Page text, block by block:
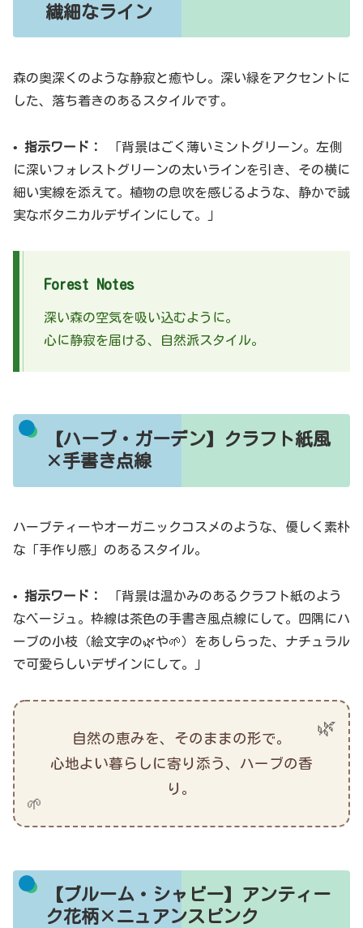
繊細なライン
森の奥深くのような静寂と癒やし。深い緑をアクセントに
した、落ち着きのあるスタイルです。
• 指示ワード：
「背景はごく薄いミントグリーン。左側
に深いフォレストグリーンの太いラインを引き、その横に
細い実線を添えて。植物の息吹を感じるような、静かで誠
実なボタニカルデザインにして。」
Forest Notes
深い森の空気を吸い込むように。
心に静寂を届ける、自然派スタイル。
【ハーブ・ガーデン】クラフト紙風
×手書き点線
ハーブティーやオーガニックコスメのような、優しく素朴
な「手作り感」のあるスタイル。
• 指示ワード：
「背景は温かみのあるクラフト紙のよう
なベージュ。枠線は茶色の手書き風点線にして。四隅にハ
ーブの小枝（絵文字の🌿や🌱）をあしらった、ナチュラル
で可愛らしいデザインにして。」
🌿
自然の恵みを、そのままの形で。
心地よい暮らしに寄り添う、ハーブの香
り。
🌱
【ブルーム・シャビー】アンティー
ク花柄×ニュアンスピンク